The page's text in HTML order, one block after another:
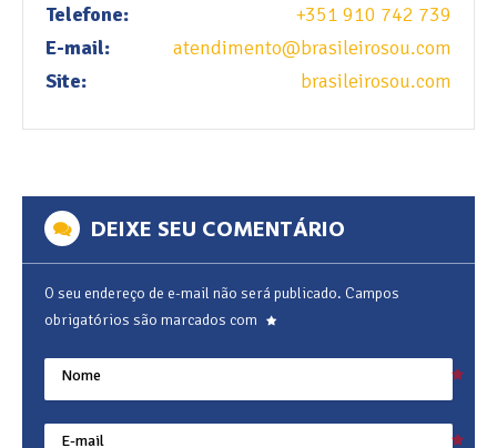
Telefone:
+351 910 742 739
E-mail:
atendimento@brasileirosou.com
Site:
brasileirosou.com
DEIXE SEU COMENTÁRIO
O seu endereço de e-mail não será publicado. Campos
obrigatórios são marcados com
Nome
E-mail